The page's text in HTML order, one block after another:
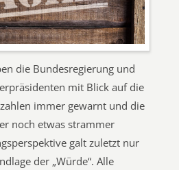
die Bundesregierung und
mit Blick auf die
immer gewarnt und die
noch etwas strammer
galt zuletzt nur
der „Würde“. Alle